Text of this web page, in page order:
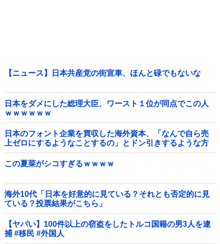
【ニュース】日本共産党の街宣車、ほんと碌でもないな
日本をダメにした総理大臣、ワースト１位が同点でこの人
ｗｗｗｗｗｗ
日本のフォント企業を買収した海外資本、「なんで自ら売
上ゼロにするようなことするの」とドン引きするような方
針転換を……他
この夏菜がシコすぎるｗｗｗｗ
海外10代「日本を好意的に見ている？それとも否定的に見
ている？投票結果がこちら」
【ヤバい】100件以上の窃盗をしたトルコ国籍の男3人を逮
捕 #移民 #外国人